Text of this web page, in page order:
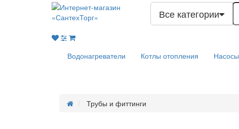
Все категории
Водонагреватели Котлы отопления Насосы
Трубы и фиттинги